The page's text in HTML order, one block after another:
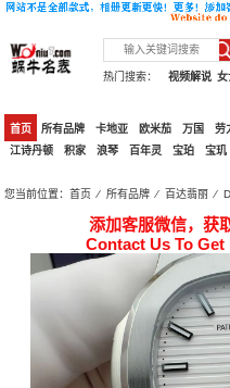
热门搜索： 女
视频解说
首页 所有品牌 卡地亚 欧米茄 万国 劳
江诗丹顿
积家 浪琴 百年灵 宝珀 宝玑
您当前位置：首页 ⁄所有品牌 ⁄ 百达翡丽 ⁄
添加客服微信，获
Contact Us To